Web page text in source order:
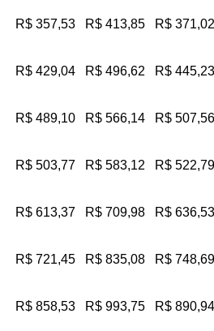
R$ 357,53 R$ 413,85 R$ 371,02
R$ 429,04 R$ 496,62 R$ 445,23
R$ 489,10 R$ 566,14 R$ 507,56
R$ 503,77 R$ 583,12 R$ 522,79
R$ 613,37 R$ 709,98 R$ 636,53
R$ 721,45 R$ 835,08 R$ 748,69
R$ 858,53 R$ 993,75 R$ 890,94